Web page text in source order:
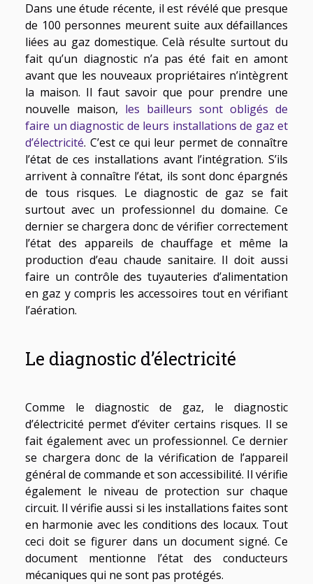
Dans une étude récente, il est révélé que presque
de 100 personnes meurent suite aux défaillances
liées au gaz domestique. Celà résulte surtout du
fait qu’un diagnostic n’a pas été fait en amont
avant que les nouveaux propriétaires n’intègrent
la maison. Il faut savoir que pour prendre une
nouvelle maison, les bailleurs sont obligés de
faire un diagnostic de leurs installations de gaz et
d’électricité. C’est ce qui leur permet de connaître
l’état de ces installations avant l’intégration. S’ils
arrivent à connaître l’état, ils sont donc épargnés
de tous risques. Le diagnostic de gaz se fait
surtout avec un professionnel du domaine. Ce
dernier se chargera donc de vérifier correctement
l’état des appareils de chauffage et même la
production d’eau chaude sanitaire. Il doit aussi
faire un contrôle des tuyauteries d’alimentation
en gaz y compris les accessoires tout en vérifiant
l’aération.
Le diagnostic d’électricité
Comme le diagnostic de gaz, le diagnostic
d’électricité permet d’éviter certains risques. Il se
fait également avec un professionnel. Ce dernier
se chargera donc de la vérification de l’appareil
général de commande et son accessibilité. Il vérifie
également le niveau de protection sur chaque
circuit. Il vérifie aussi si les installations faites sont
en harmonie avec les conditions des locaux. Tout
ceci doit se figurer dans un document signé. Ce
document mentionne l’état des conducteurs
mécaniques qui ne sont pas protégés.